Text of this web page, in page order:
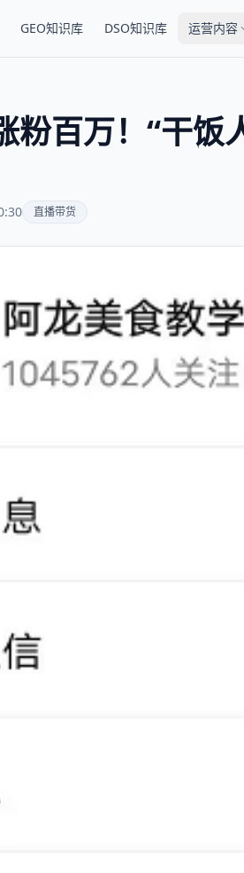
GEO知识库 DSO知识库 运营内容
粉百万！“干饭
直播带货